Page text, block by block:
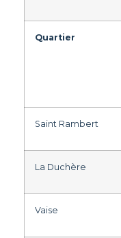
Quartier
Saint Rambert
La Duchère
Vaise